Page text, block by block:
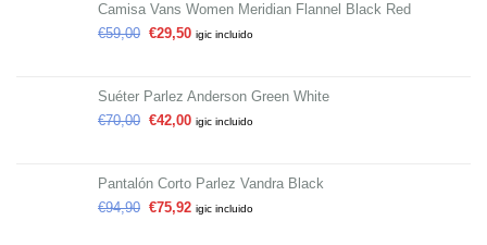
Camisa Vans Women Meridian Flannel Black Red
€59,00 €29,50 igic incluido
Suéter Parlez Anderson Green White
€70,00 €42,00 igic incluido
Pantalón Corto Parlez Vandra Black
€94,90 €75,92 igic incluido